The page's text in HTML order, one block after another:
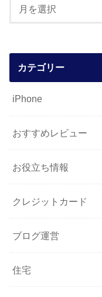
カテゴリー
iPhone
おすすめレビュー
お役立ち情報
クレジットカード
ブログ運営
住宅